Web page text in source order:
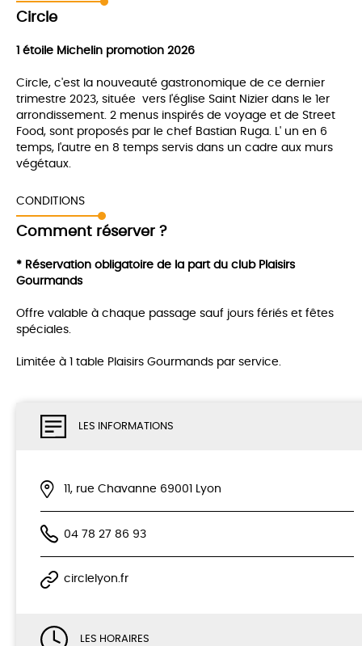
LES INFORMATIONS
11, rue Chavanne 69001 Lyon
04 78 27 86 93
circlelyon.fr
LES HORAIRES
Circle
1 étoile Michelin promotion 2026
Circle, c'est la nouveauté gastronomique de ce dernier
trimestre 2023, située vers l'église Saint Nizier dans le 1er
arrondissement. 2 menus inspirés de voyage et de Street
Food, sont proposés par le chef Bastian Ruga. L' un en 6
temps, l'autre en 8 temps servis dans un cadre aux murs
végétaux.
CONDITIONS
Comment réserver ?
* Réservation obligatoire de la part du club Plaisirs
Gourmands
Offre valable à chaque passage sauf jours fériés et fêtes
spéciales.
Limitée à 1 table Plaisirs Gourmands par service.